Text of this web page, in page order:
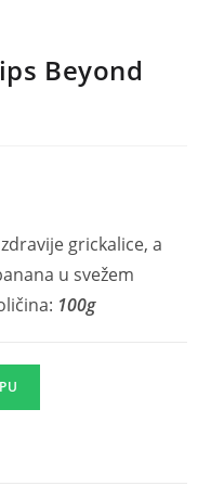
Beyond
grickalice, a
u svežem
100g